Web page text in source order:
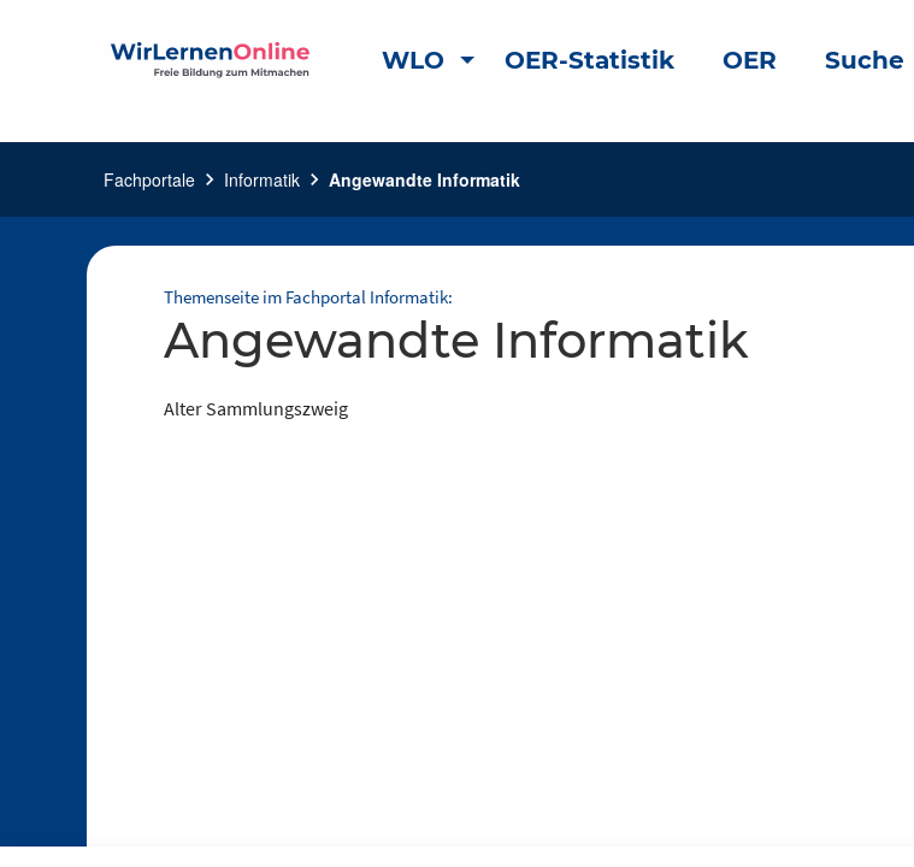
WLO OER-Statistik OER Suche
Fachportale chevron_right Informatik chevron_right Angewandte Informatik
Themenseite im Fachportal Informatik:
Angewandte Informatik
Alter Sammlungszweig